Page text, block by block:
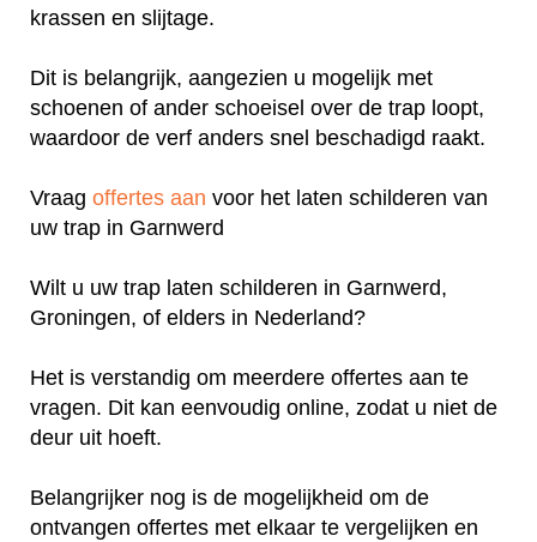
krassen en slijtage.
Dit is belangrijk, aangezien u mogelijk met
schoenen of ander schoeisel over de trap loopt,
waardoor de verf anders snel beschadigd raakt.
Vraag offertes aan voor het laten schilderen van
uw trap in Garnwerd
Wilt u uw trap laten schilderen in Garnwerd,
Groningen, of elders in Nederland?
Het is verstandig om meerdere offertes aan te
vragen. Dit kan eenvoudig online, zodat u niet de
deur uit hoeft.
Belangrijker nog is de mogelijkheid om de
ontvangen offertes met elkaar te vergelijken en